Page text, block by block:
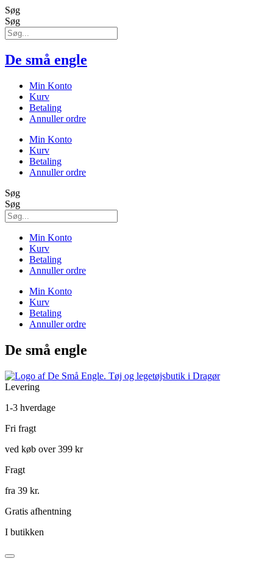
Søg
Søg
De små engle
Min Konto
Kurv
Betaling
Annuller ordre
Min Konto
Kurv
Betaling
Annuller ordre
Søg
Søg
Min Konto
Kurv
Betaling
Annuller ordre
Min Konto
Kurv
Betaling
Annuller ordre
De små engle
Levering
1-3 hverdage
Fri fragt
ved køb over 399 kr
Fragt
fra 39 kr.
Gratis afhentning
I butikken